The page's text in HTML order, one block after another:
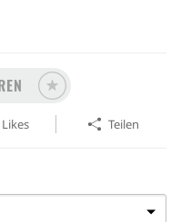
Likes Teilen